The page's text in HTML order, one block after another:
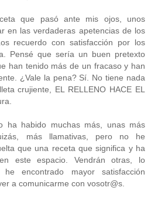
que pasó ante mis ojos, unos
en las verdaderas apetencias de los
recuerdo con satisfacción por los
Pensé que sería un buen pretexto
han tenido más de un fracaso y han
¿Vale la pena? Sí. No tiene nada
crujiente, EL RELLENO HACE EL
ha habido muchas más, unas más
más llamativas, pero no he
que una receta que significa y ha
este espacio. Vendrán otras, lo
encontrado mayor satisfacción
a comunicarme con vosotr@s.